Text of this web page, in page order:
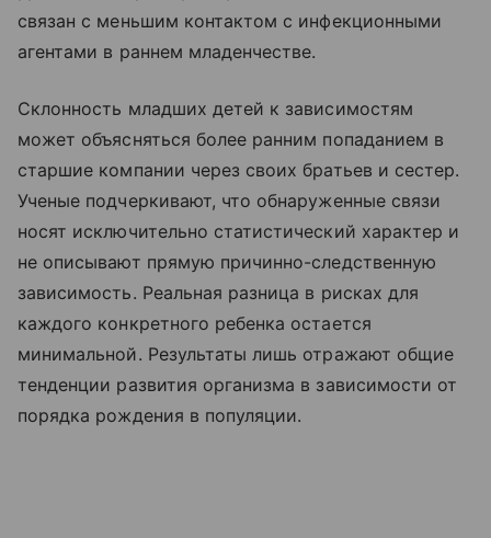
связан с меньшим контактом с инфекционными
агентами в раннем младенчестве.
Склонность младших детей к зависимостям
может объясняться более ранним попаданием в
старшие компании через своих братьев и сестер.
Ученые подчеркивают, что обнаруженные связи
носят исключительно статистический характер и
не описывают прямую причинно-следственную
зависимость. Реальная разница в рисках для
каждого конкретного ребенка остается
минимальной. Результаты лишь отражают общие
тенденции развития организма в зависимости от
порядка рождения в популяции.